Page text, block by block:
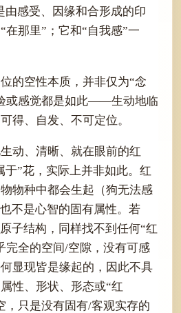
由感受、因缘和合形成的印
在那里”；它和“自我感”一
的空性本质，并非仅为“念
或感觉都是如此——生动地临
得、自发、不可定位。
动、清晰、就在眼前的红
于”花，实际上并非如此。红
物种中都会生起（狗无法感
不是心智的固有属性。若
子结构，同样找不到任何“红
完全的空间/空隙，没有可感
显现皆是缘起的，因此不具
性、形状、形态或“红
只是没有固有/客观实存的